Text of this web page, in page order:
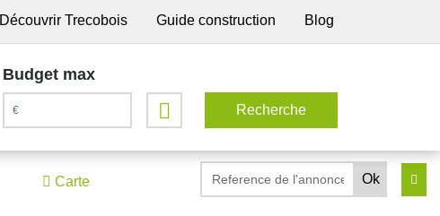
Découvrir Trecobois Guide construction Blog
Budget max
Carte